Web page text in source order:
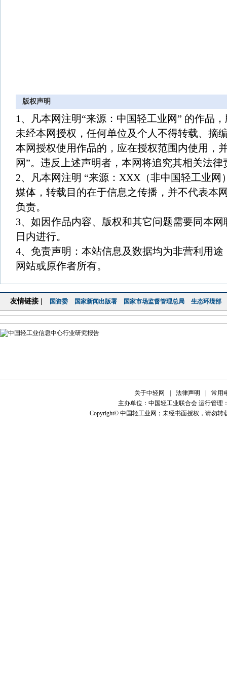
版权声明
1、凡本网注明“来源：中国轻工业网” 的作品
未经本网授权，任何单位及个人不得转载、摘
本网授权使用作品的，应在授权范围内使用，
网”。违反上述声明者，本网将追究其相关法律
2、凡本网注明 “来源：XXX（非中国轻工业网
媒体，转载目的在于信息之传播，并不代表本
负责。
3、如因作品内容、版权和其它问题需要同本
日内进行。
4、免责声明：本站信息及数据均为非营利用
网站或原作者所有。
友情链接 | 国资委 国家新闻出版署 国家市场监督管理总局 生态环境部
关于中轻网 法律声明
常用
主办单位：中国轻工业联合会 运行管理
Copyright© 中国轻工业网；未经书面授权，请勿转